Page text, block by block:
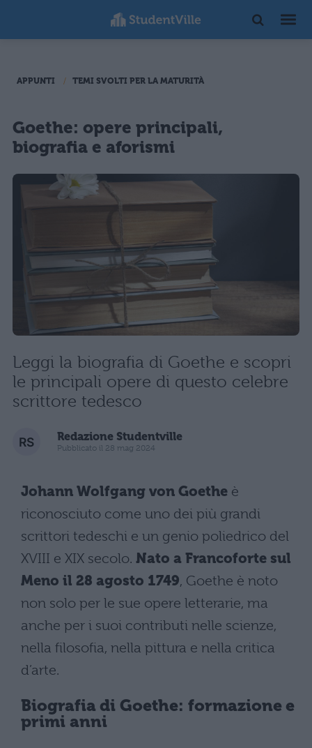
APPUNTI TEMI SVOLTI PER LA MATURITÀ
Goethe: opere principali,
biografia e aforismi
Leggi la biografia di Goethe e scopri
le principali opere di questo celebre
scrittore tedesco
Redazione Studentville
Pubblicato il 28 mag 2024
Johann Wolfgang von Goethe è
riconosciuto come uno dei più grandi
scrittori tedeschi e un genio poliedrico del
XVIII e XIX secolo. Nato a Francoforte sul
Meno il 28 agosto 1749, Goethe è noto
non solo per le sue opere letterarie, ma
anche per i suoi contributi nelle scienze,
nella filosofia, nella pittura e nella critica
d’arte.
Biografia di Goethe: formazione e
primi anni